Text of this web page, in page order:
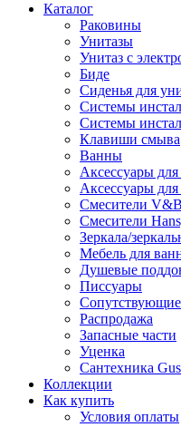
Каталог
Раковины
Унитазы
Унитаз с
Биде
Сиденья для
Системы
Системы
Клавиши смыва
Ванны
Аксессуары
Аксессуары
Смесители V&B
Смесители
Зеркала/
Мебель для
Душевые
Писсуары
Распродажа
Запасные части
Уценка
Сантехника
Коллекции
Как купить
Условия оплаты